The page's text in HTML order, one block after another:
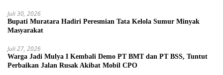
Juli 30, 2026
Bupati Muratara Hadiri Peresmian Tata Kelola Sumur Minyak
Masyarakat
Juli 27, 2026
Warga Jadi Mulya I Kembali Demo PT BMT dan PT BSS, Tuntut
Perbaikan Jalan Rusak Akibat Mobil CPO